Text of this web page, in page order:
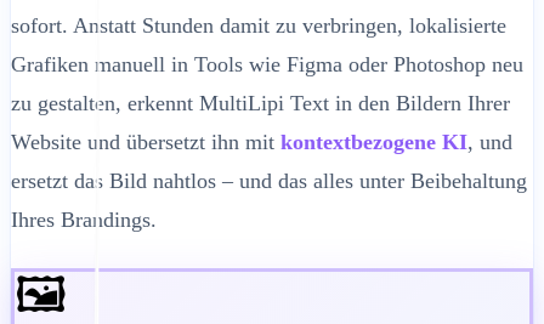
sofort. Anstatt Stunden damit zu verbringen, lokalisierte
Grafiken manuell in Tools wie Figma oder Photoshop neu
zu gestalten, erkennt MultiLipi Text in den Bildern Ihrer
Website und übersetzt ihn mit kontextbezogene KI, und
ersetzt das Bild nahtlos – und das alles unter Beibehaltung
Ihres Brandings.
🖼️